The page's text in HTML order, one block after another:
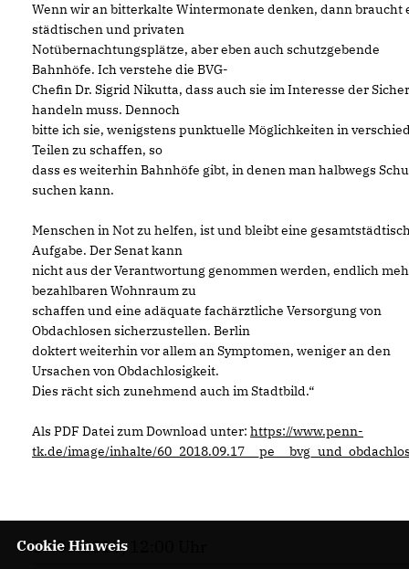
Wenn wir an bitterkalte Wintermonate denken, dann braucht
städtischen und privaten
Notübernachtungsplätze, aber eben auch schutzgebende
Bahnhöfe. Ich verstehe die BVG-
Chefin Dr. Sigrid Nikutta, dass auch sie im Interesse der
handeln muss. Dennoch
bitte ich sie, wenigstens punktuelle Möglichkeiten in
Teilen zu schaffen, so
dass es weiterhin Bahnhöfe gibt, in denen man halbwegs
suchen kann.
Menschen in Not zu helfen, ist und bleibt eine
Aufgabe. Der Senat kann
nicht aus der Verantwortung genommen werden, endlich
bezahlbaren Wohnraum zu
schaffen und eine adäquate fachärztliche Versorgung von
Obdachlosen sicherzustellen. Berlin
doktert weiterhin vor allem an Symptomen, weniger an den
Ursachen von Obdachlosigkeit.
Dies rächt sich zunehmend auch im Stadtbild.“
Als PDF Datei zum Download unter: https://www.penn-
tk.de/image/inhalte/
17.09.2018, 12:00 Uhr
Cookie Hinweis